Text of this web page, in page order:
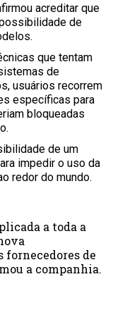
acreditar que
de
que tentam
de
usuários recorrem
específicas para
bloqueadas
de um
impedir o uso da
redor do mundo.
a toda a
de
a companhia.